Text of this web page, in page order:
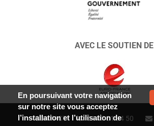
AVEC LE SOUTIEN DE
CONTACT : 01 47 01 34 50
En poursuivant votre navigation
sur notre site vous acceptez
l’installation et l’utilisation de